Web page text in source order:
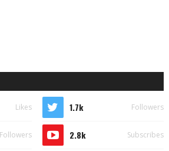
Likes 1.7k Followers
Followers 2.8k Subscribes